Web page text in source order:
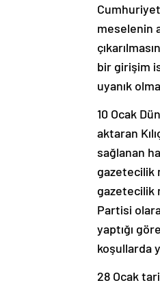
Cumhuriyet
meselenin
bir girişim
uyanık
10 Ocak
aktaran
sağlanan
gazetecilik
gazetecilik
Partisi
yaptığı
koşullarda
28 Ocak